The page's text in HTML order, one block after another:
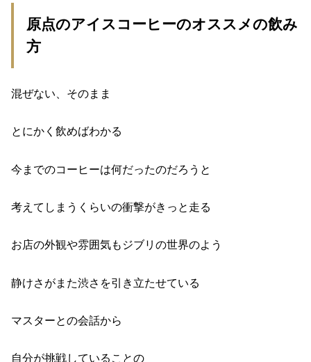
原点のアイスコーヒーのオススメの飲み
方
混ぜない、 そのまま
とにかく飲めばわかる
今までのコーヒーは何だったのだろうと
考えてしまうくらいの衝撃がきっと走る
お店の外観や雰囲気も ジブリの世界のよう
静けさがまた渋さを引き立たせている
マスターとの会話から
自分が挑戦していることの